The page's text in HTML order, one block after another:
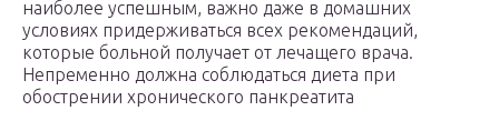
наиболее успешным, важно даже в домашних
условиях придерживаться всех рекомендаций,
которые больной получает от лечащего врача.
Непременно должна соблюдаться диета при
обострении хронического панкреатита